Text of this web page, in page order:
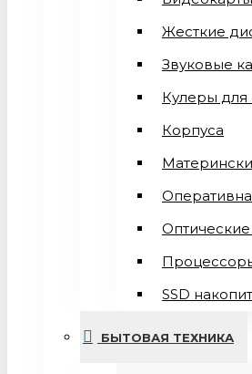
Жесткие
Звуковые
Кулеры для
Корпуса
SSD
БЫТОВАЯ ТЕХНИКА